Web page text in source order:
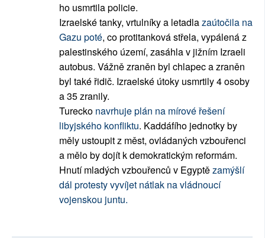
ho usmrtila policie.
Izraelské tanky, vrtulníky a letadlazaútočila na
Gazu poté, co protitanková střela, vypálená z
palestinského území, zasáhla v jižním Izraeli
autobus. Vážně zraněn byl chlapec a zraněn
byl také řidič. Izraelské útoky usmrtily 4 osoby
a 35 zranily.
Turecko navrhuje plán na mírové řešení
libyjského konfliktu. Kaddáfího jednotky by
měly ustoupit z měst, ovládaných vzbouřenci
a mělo by dojít k demokratickým reformám.
Hnutí mladých vzbouřenců v Egyptězamýšlí
dál protesty vyvíjet nátlak na vládnoucí
vojenskou juntu.